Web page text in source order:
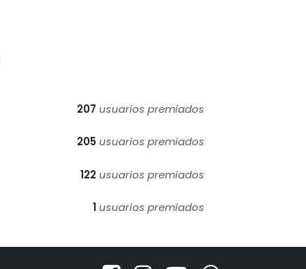
207 usuarios premiados
205 usuarios premiados
122 usuarios premiados
1 usuarios premiados